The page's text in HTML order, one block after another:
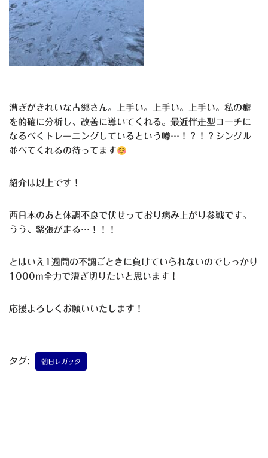
漕ぎがきれいな古郷さん。上手い。上手い。上手い。私の癖
を的確に分析し、改善に導いてくれる。最近伴走型コーチに
なるべくトレーニングしているという噂…！？！？シングル
並べてくれるの待ってます
紹介は以上です！
西日本のあと体調不良で伏せっており病み上がり参戦です。
うう、緊張が走る…！！！
とはいえ1週間の不調ごときに負けていられないのでしっかり
1000m全力で漕ぎ切りたいと思います！
応援よろしくお願いいたします！
タグ: 朝日レガッタ